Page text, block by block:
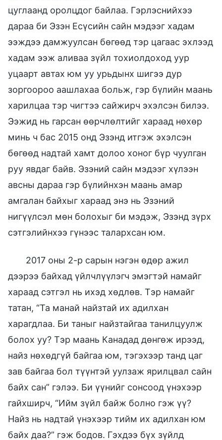
цуглаанд оролцдог байлаа. Гэрлэснийхээ
дараа би Эзэн Есүсийн сайн мэдээг хадам
ээждээ дамжуулсан бөгөөд тэр цагаас эхлээд
хадам ээж аливаа зүйл тохиолдоход уур
уцаарт автах юм уу урьдынх шигээ дур
зоргоороо аашлахаа больж, гэр бүлийн маань
харилцаа тэр чигтээ сайжирч эхэлсэн билээ.
Ээжид нь гарсан өөрчлөлтийг хараад нөхөр
минь ч бас 2015 онд Эзэнд итгэж эхэлсэн
бөгөөд надтай хамт долоо хоног бүр чуулган
руу явдаг байв. Эзэний сайн мэдээг хүлээн
авсны дараа гэр бүлийнхэн маань амар
амгалан байхыг хараад энэ нь Эзэний
нигүүлсэл мөн болохыг би мэдэж, Эзэнд зүрх
сэтгэлийнхээ гүнээс талархсан юм.
2017 оны 2-р сарын нэгэн өдөр ажил
дээрээ байхад үйлчлүүлэгч эмэгтэй намайг
хараад сэтгэл нь ихэд хөдлөв. Тэр намайг
татан, “Та манай найзтай их адилхан
харагдлаа. Би таныг найзтайгаа танилцуулж
болох уу? Тэр маань Канадад дөнгөж ирээд,
найз нөхөдгүй байгаа юм, тэгэхээр танд цаг
зав байгаа бол түүнтэй уулзаж ярилцвал сайн
байх сан” гэлээ. Би үүнийг сонсоод үнэхээр
гайхширч, “Ийм зүйл байж болно гэж үү?
Найз нь надтай үнэхээр тийм их адилхан юм
байх даа?” гэж бодов. Гэхдээ бүх зүйлд